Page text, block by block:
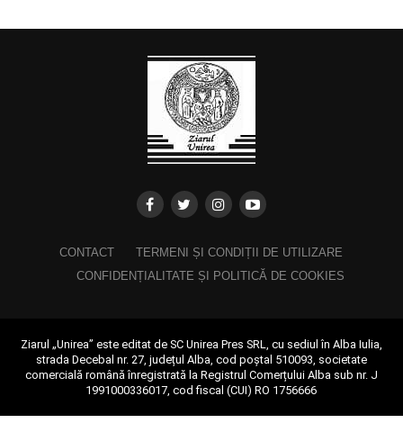
CONTACT
TERMENI ȘI CONDIȚII DE UTILIZARE
CONFIDENȚIALITATE ȘI POLITICĂ DE COOKIES
Ziarul „Unirea” este editat de SC Unirea Pres SRL, cu sediul în Alba Iulia,
strada Decebal nr. 27, județul Alba, cod poștal 510093, societate
comercială română înregistrată la Registrul Comerțului Alba sub nr. J
1991000336017, cod fiscal (CUI) RO 1756666